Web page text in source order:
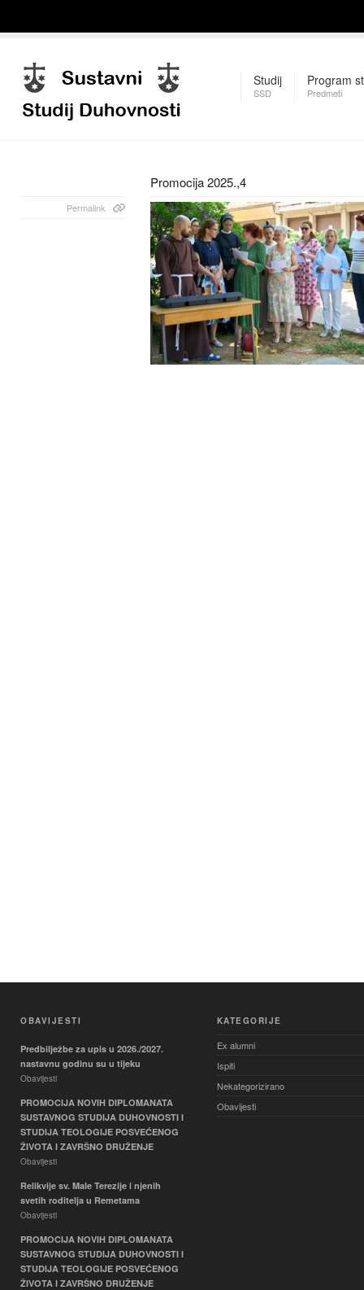
Studij
SSD
Program
Predmeti
Promocija 2025.,4
Permalink
OBAVIJESTI
Predbilježbe za upis u 2026./2027.
nastavnu godinu su u tijeku
Obavijesti
PROMOCIJA NOVIH DIPLOMANATA
SUSTAVNOG STUDIJA DUHOVNOSTI I
STUDIJA TEOLOGIJE POSVEĆENOG
ŽIVOTA I ZAVRŠNO DRUŽENJE
Obavijesti
Relikvije sv. Male Terezije i njenih
svetih roditelja u Remetama
Obavijesti
PROMOCIJA NOVIH DIPLOMANATA
SUSTAVNOG STUDIJA DUHOVNOSTI I
STUDIJA TEOLOGIJE POSVEĆENOG
ŽIVOTA I ZAVRŠNO DRUŽENJE
KATEGORIJE
Ex alumni
Ispiti
Nekategorizirano
Obavijesti